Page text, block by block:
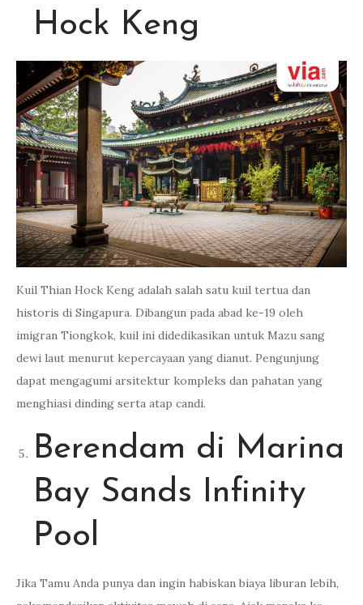
Hock Keng
Kuil Thian Hock Keng adalah salah satu kuil tertua dan
historis di Singapura. Dibangun pada abad ke-19 oleh
imigran Tiongkok, kuil ini didedikasikan untuk Mazu sang
dewi laut menurut kepercayaan yang dianut. Pengunjung
dapat mengagumi arsitektur kompleks dan pahatan yang
menghiasi dinding serta atap candi.
Berendam di Marina
Bay Sands Infinity
Pool
Jika Tamu Anda punya dan ingin habiskan biaya liburan lebih,